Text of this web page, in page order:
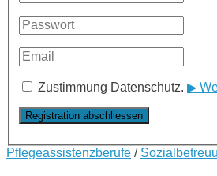
Zustimmung Datenschutz. ▶
Pflegeassistenzberufe /